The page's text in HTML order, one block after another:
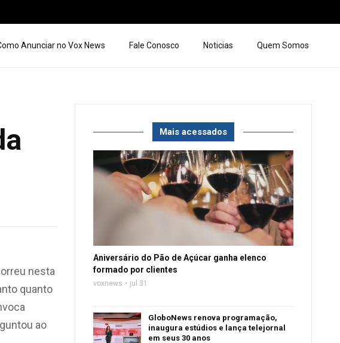
Anunciar no Vox News Fale Conosco Noticias Quem Somos
nesta
quanto
ao
Mais acessados
Aniversário do Pão de Açúcar ganha elenco
formado por clientes
voxnews jul 31
GloboNews renova programação,
inaugura estúdios e lança telejornal
em seus 30 anos